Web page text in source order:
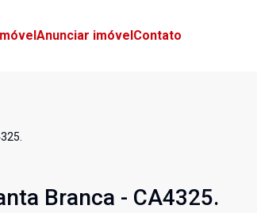
Anunciar imóvelContato
Branca - CA4325.